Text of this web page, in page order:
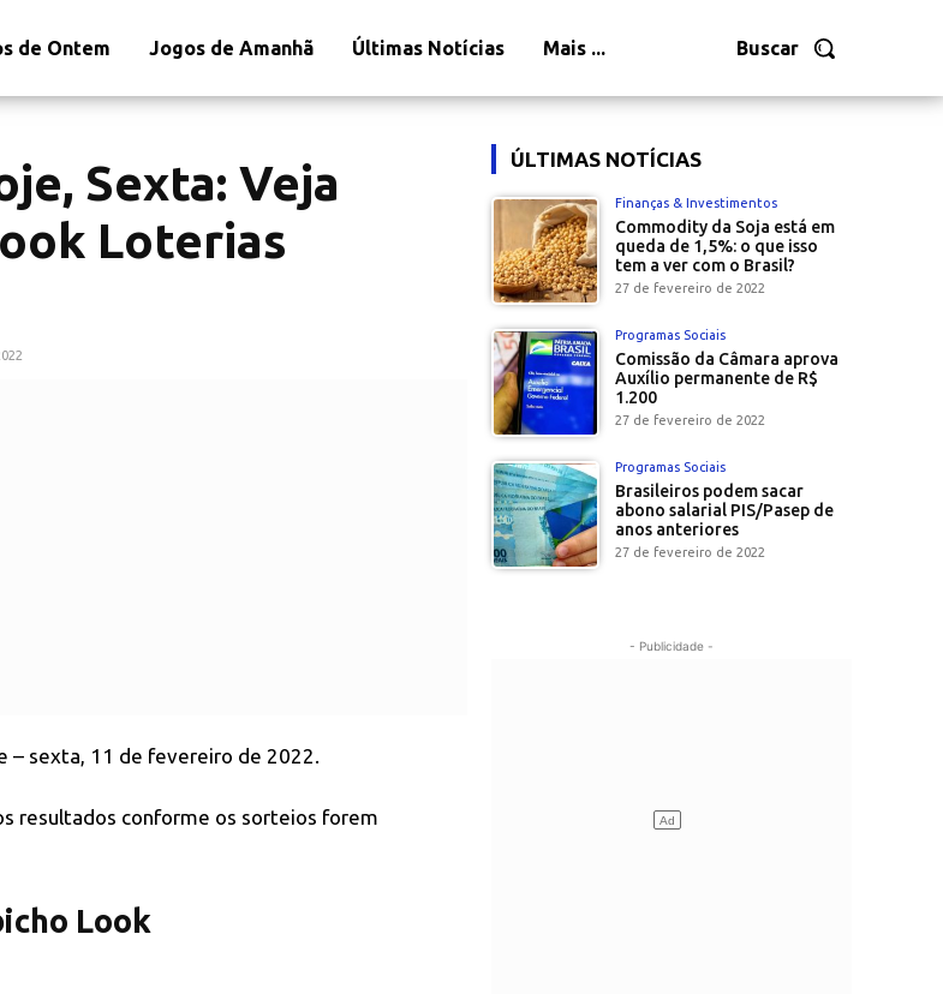
Buscar
de Ontem Jogos de Amanhã Últimas Notícias Mais ...
Sexta: Veja
Loterias
– sexta, 11 de fevereiro de 2022.
resultados conforme os sorteios forem
Look
ÚLTIMAS NOTÍCIAS
Finanças & Investimentos
Commodity da Soja está em
queda de 1,5%: o que isso
tem a ver com o Brasil?
27 de fevereiro de 2022
Programas Sociais
Comissão da Câmara aprova
Auxílio permanente de R$
1.200
27 de fevereiro de 2022
Programas Sociais
Brasileiros podem sacar
abono salarial PIS/Pasep de
anos anteriores
27 de fevereiro de 2022
- Publicidade -